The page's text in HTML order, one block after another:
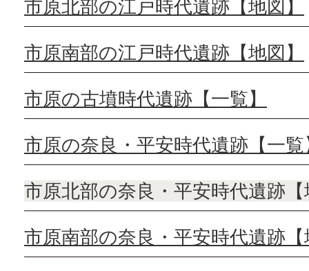
市原北部の江戸時代遺跡【地図】
市原南部の江戸時代遺跡【地図】
市原の古墳時代遺跡【一覧】
市原の奈良・平安時代遺跡【一覧
市原北部の奈良・平安時代遺跡
市原南部の奈良・平安時代遺跡